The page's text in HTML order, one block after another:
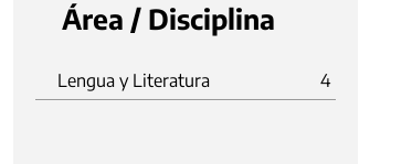
Área / Disciplina
Lengua y Literatura 4